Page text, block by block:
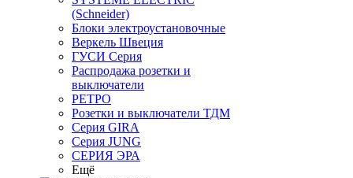
(Schneider)
Блоки электроустановочные
Веркель Швеция
ГУСИ Серия
Распродажа розетки и
выключатели
РЕТРО
Розетки и выключатели ТДМ
Серия GIRA
Серия JUNG
СЕРИЯ ЭРА
Ещё